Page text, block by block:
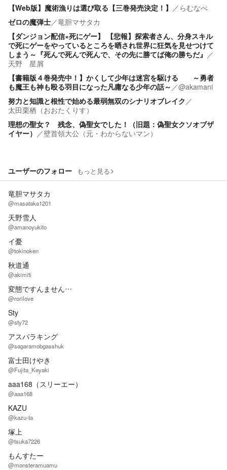
【Web版】魔術漁りは選び取る【三巻発売決定！】 ／ らむなべ
ゼロの魔弾士／竜胆マサタカ
【ダンジョン配信×死にゲー】 【悲報】探索者さん、分身スキル
で死にゲーをやっているところを晒され世界に狂気を見せつけて
しまう～『死んで死んで死んで、その先に勝てば俺の勝ちだ』 ／
天野 星屑
【書籍版４巻発売中！】かくして少年は迷宮を駆ける ～勇者
も魔王も神も殴る羽目になった凡庸なる少年の話～ ／@akamani
努力と知識と根性で始める最弱無双のシナリオブレイク ／
太田栗栖（おおたくりす）
理想の聖女？ 残念、偽聖女でした！（旧題：偽聖女クソオブザ
イヤー） ／壁首領大公（元・わからないマン）
ユーザーのフォロー もっと見る
竜胆マサタカ
@masataka1201
天野雪人
@amanoyukito
イ憂
@tokinoken
秋道通
@akimiti
変態ですんません…
@rorilove
Sty
@sty72
アスパラキング
@sagaramobgasshuk
富士田けやき
@Fujita_Keyaki
aaa168（スリーエー）
@aaa168
KAZU
@kazu-ta
塚上
@tsuka7226
もんすたー
@monsteramuamu